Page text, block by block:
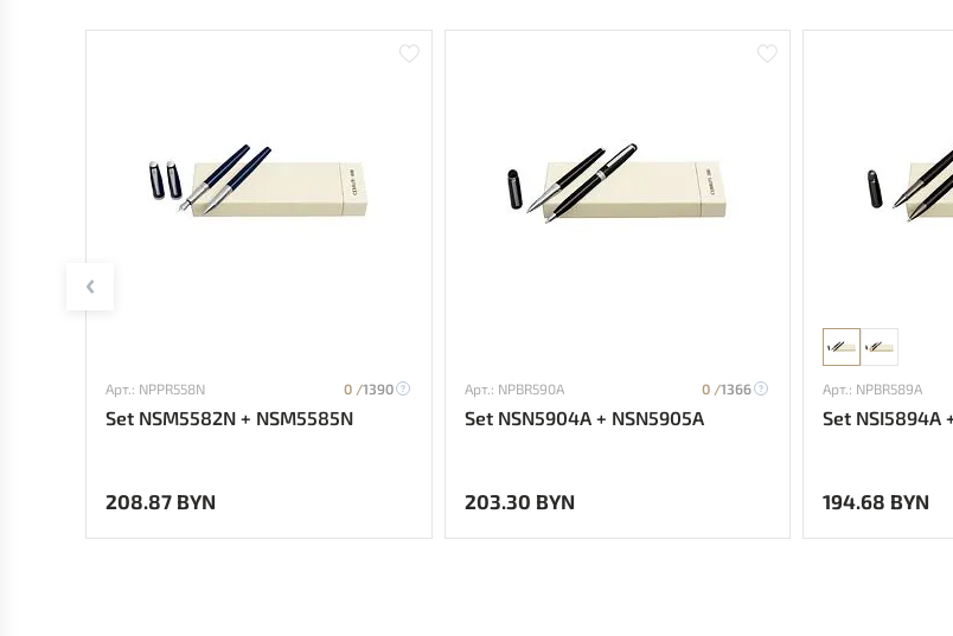
Арт.: NPPR558N 0 /1390
Set NSM5582N + NSM5585N
208.87 BYN
Арт.: NPBR590A 0 /1366
Set NSN5904A + NSN5905A
203.30 BYN
Арт.: NPBR589A
Set NSI5894A
194.68 BYN